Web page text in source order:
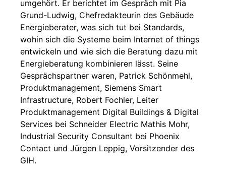
umgehört. Er berichtet im Gespräch mit Pia
Grund-Ludwig, Chefredakteurin des Gebäude
Energieberater, was sich tut bei Standards,
wohin sich die Systeme beim Internet of things
entwickeln und wie sich die Beratung dazu mit
Energieberatung kombinieren lässt. Seine
Gesprächspartner waren, Patrick Schönmehl,
Produktmanagement, Siemens Smart
Infrastructure, Robert Fochler, Leiter
Produktmanagement Digital Buildings & Digital
Services bei Schneider Electric Mathis Mohr,
Industrial Security Consultant bei Phoenix
Contact und Jürgen Leppig, Vorsitzender des
GIH.